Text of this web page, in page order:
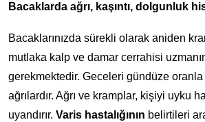
Bacaklarda ağrı, kaşıntı, dolgunluk
Bacaklarınızda sürekli olarak aniden
mutlaka kalp ve damar cerrahisi
gerekmektedir. Geceleri gündüze oranla
ağrılardır. Ağrı ve kramplar, kişiyi uyku
uyandırır. Varis hastalığının belirtileri